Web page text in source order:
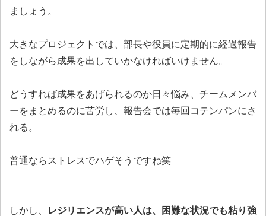
ましょう。
大きなプロジェクトでは、部長や役員に定期的に経過報告
をしながら成果を出していかなければいけません。
どうすれば成果をあげられるのか日々悩み、チームメンバ
ーをまとめるのに苦労し、報告会では毎回コテンパンにさ
れる。
普通ならストレスでハゲそうですね笑
しかし、
レジリエンスが高い人は、困難な状況でも粘り強